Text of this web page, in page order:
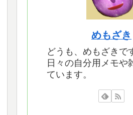
めもざき
どうも、めもざきで
日々の自分用メモや
ています。